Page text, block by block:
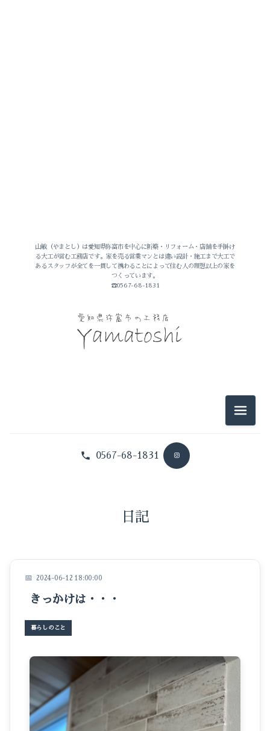
山敏のこと
仕事のこと
0567-68-1831
山敏（やまとし）は愛知県弥富市を中心に新築・リフォーム・店舗を手掛け
る大工が営む工務店です。家を売る営業マンとは違い設計・施工まで大工で
あるスタッフが全てを一貫して携わることによって住む人の理想以上の家を
つくっています。
☎0567-68-1831
山敏のこと
メニュ
日記
2024-06-12 18:00:00
きっかけは・・・
暮らしのこと